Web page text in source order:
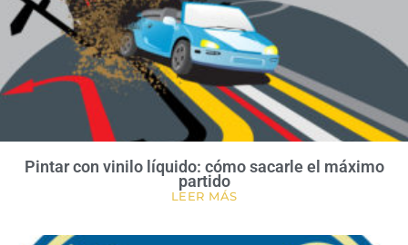
Pintar con vinilo líquido: cómo sacarle el máximo
partido
LEER MÁS